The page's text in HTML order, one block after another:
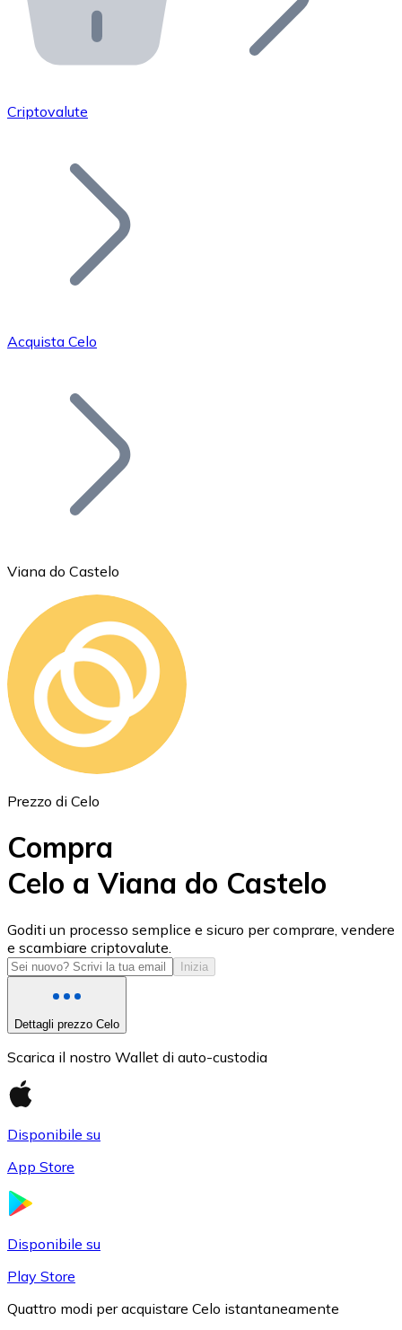
API Bitnovo
Integra la nostra API nel tuo ecosistema.
Unisciti alla nostra rete di rivenditori e
Aggiungi il token del tuo progetto al nostro servizio di
Bitcoin
Ethereum
ETH
USD Coin
USDC
Criptovalute
Acquista Celo
Viana do Castelo
Prezzo di Celo
Compra
Celo a Viana do Castelo
Goditi un processo semplice e sicuro per comprare, vendere
e scambiare criptovalute.
Inizia
Dettagli prezzo Celo
Scarica il nostro Wallet di auto-custodia
Disponibile su
App Store
Disponibile su
Play Store
Quattro modi per acquistare Celo istantaneamente